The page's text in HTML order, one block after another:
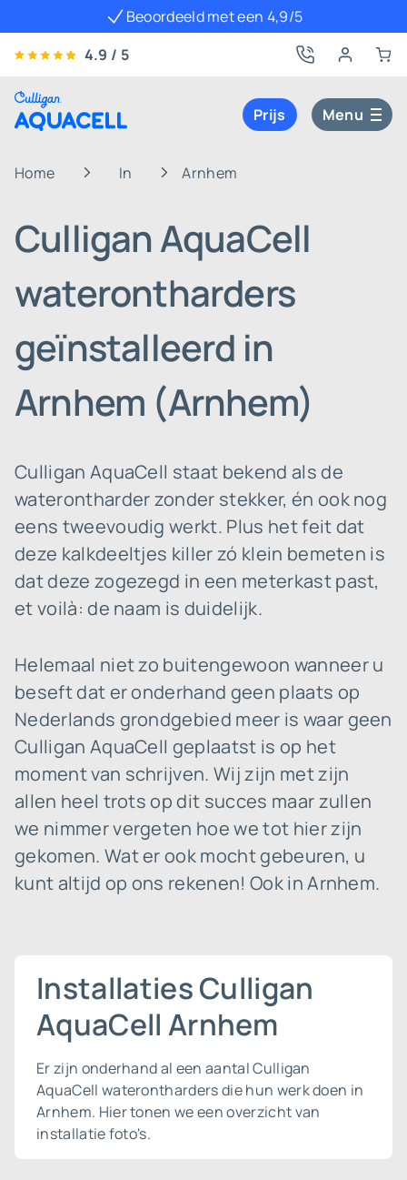
Beoordeeld met een 4,9/5
4.9 / 5
Prijs Menu
Home In Arnhem
Culligan AquaCell
waterontharders
geïnstalleerd in
Arnhem (Arnhem)
Culligan AquaCell staat bekend als de
waterontharder zonder stekker, én ook nog
eens tweevoudig werkt. Plus het feit dat
deze kalkdeeltjes killer zó klein bemeten is
dat deze zogezegd in een meterkast past,
et voilà: de naam is duidelijk.
Helemaal niet zo buitengewoon wanneer u
beseft dat er onderhand geen plaats op
Nederlands grondgebied meer is waar geen
Culligan AquaCell geplaatst is op het
moment van schrijven. Wij zijn met zijn
allen heel trots op dit succes maar zullen
we nimmer vergeten hoe we tot hier zijn
gekomen. Wat er ook mocht gebeuren, u
kunt altijd op ons rekenen! Ook in Arnhem.
Installaties Culligan
AquaCell Arnhem
Er zijn onderhand al een aantal Culligan
AquaCell waterontharders die hun werk doen in
Arnhem. Hier tonen we een overzicht van
installatie foto's.